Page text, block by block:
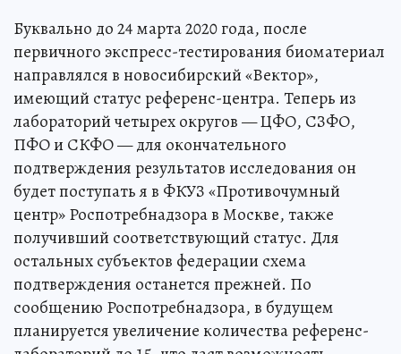
Буквально до 24 марта 2020 года, после
первичного экспресс-тестирования биоматериал
направлялся в новосибирский «Вектор»,
имеющий статус референс-центра. Теперь из
лабораторий четырех округов — ЦФО, СЗФО,
ПФО и СКФО — для окончательного
подтверждения результатов исследования он
будет поступать я в ФКУЗ «Противочумный
центр» Роспотребнадзора в Москве, также
получивший соответствующий статус. Для
остальных субъектов федерации схема
подтверждения останется прежней. По
сообщению Роспотребнадзора, в будущем
планируется увеличение количества референс-